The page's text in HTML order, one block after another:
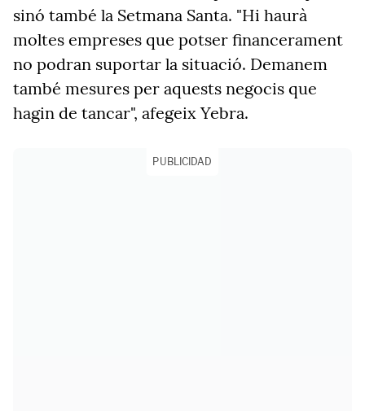
sinó també la Setmana Santa. "Hi haurà
moltes empreses que potser financerament
no podran suportar la situació. Demanem
també mesures per aquests negocis que
hagin de tancar", afegeix Yebra.
PUBLICIDAD